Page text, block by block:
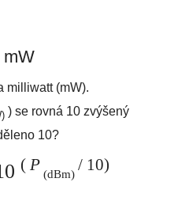
mW
milliwatt (mW).
) se rovná 10 zvýšený
10?
( P (dBm) / 10)